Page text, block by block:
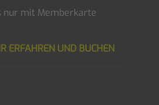
nur mit Memberkarte
ERFAHREN UND BUCHEN